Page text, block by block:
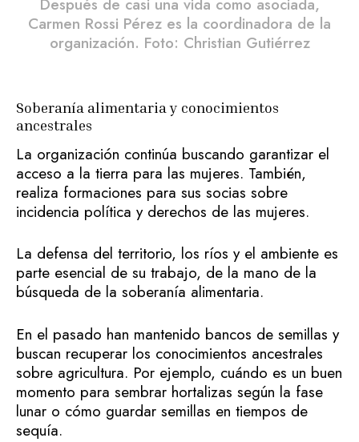
Carmen Rossi Pérez es la coordinadora de la
organización. Foto: Christian Gutiérrez
Soberanía alimentaria y conocimientos
ancestrales
La organización continúa buscando garantizar el
acceso a la tierra para las mujeres. También,
realiza formaciones para sus socias sobre
incidencia política y derechos de las mujeres.
La defensa del territorio, los ríos y el ambiente es
parte esencial de su trabajo, de la mano de la
búsqueda de la soberanía alimentaria.
En el pasado han mantenido bancos de semillas y
buscan recuperar los conocimientos ancestrales
sobre agricultura. Por ejemplo, cuándo es un buen
momento para sembrar hortalizas según la fase
lunar o cómo guardar semillas en tiempos de
sequía.